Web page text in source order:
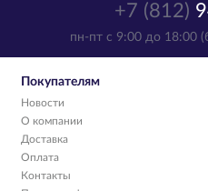
+7 (812)
пн-пт с 9:00 до 18:00
Покупателям
Новости
О компании
Доставка
Оплата
Контакты